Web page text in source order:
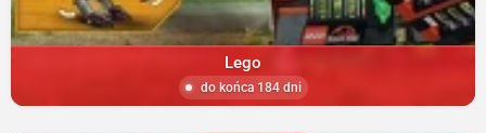
Lego
do końca 184 dni